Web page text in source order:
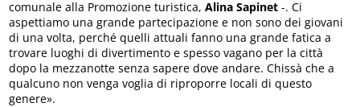
comunale alla Promozione turistica,Alina Sapinet -. Ci
aspettiamo una grande partecipazione e non sono dei giovani
di una volta, perché quelli attuali fanno una grande fatica a
trovare luoghi di divertimento e spesso vagano per la città
dopo la mezzanotte senza sapere dove andare. Chissà che a
qualcuno non venga voglia di riproporre locali di questo
genere».